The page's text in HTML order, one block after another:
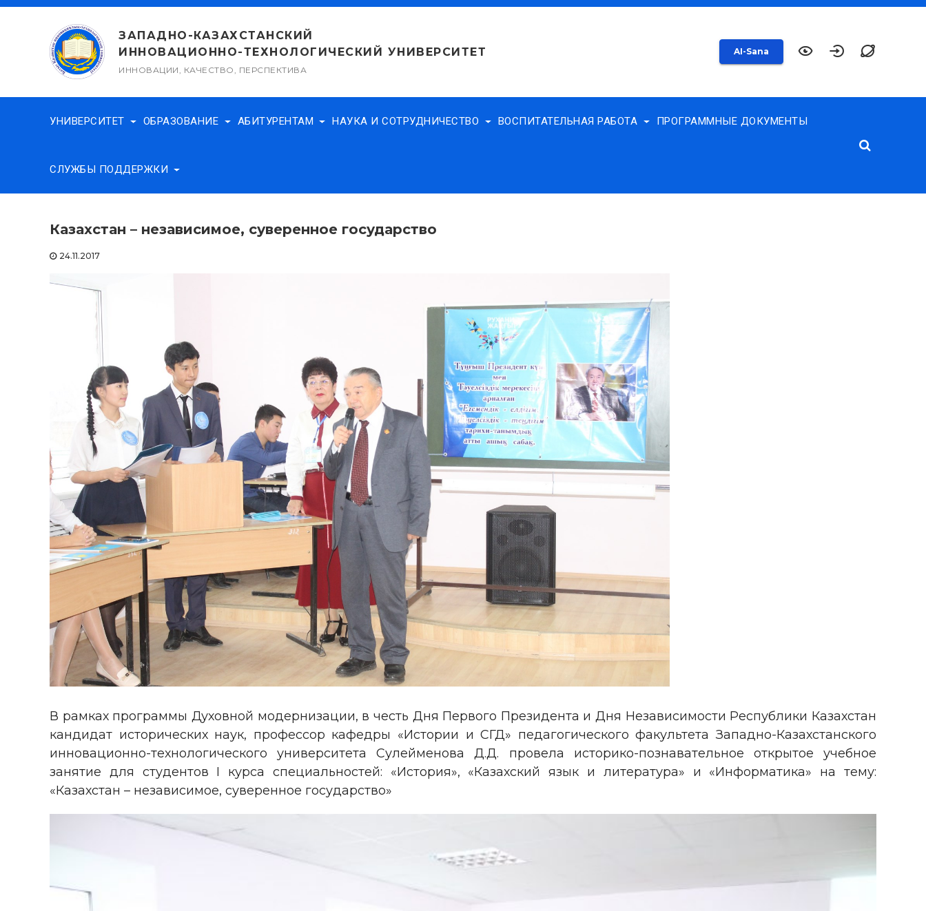
Перейти
содержимому
ЗАПАДНО-КАЗАХСТАНСКИЙ
ИННОВАЦИОННО-ТЕХНОЛОГИЧЕСКИЙ УНИВЕРСИТЕТ
ИННОВАЦИИ, КАЧЕСТВО, ПЕРСПЕКТИВА
AI-Sana
УНИВЕРСИТЕТ ОБРАЗОВАНИЕ АБИТУРЕНТАМ НАУКА И СОТРУДНИЧЕСТВО ВОСПИТАТЕЛЬНАЯ РАБОТА ПРОГРАММНЫЕ ДОКУМЕНТЫ
СЛУЖБЫ ПОДДЕРЖКИ
Казахстан – независимое, суверенное государство
24.11.2017
В рамках программы Духовной модернизации, в честь Дня Первого Президента и Дня Независимости Республики Казахстан
кандидат исторических наук, профессор кафедры «Истории и СГД» педагогического факультета Западно-Казахстанского
инновационно-технологического университета Сулейменова Д.Д. провела историко-познавательное открытое учебное
занятие для студентов І курса специальностей: «История», «Казахский язык и литература» и «Информатика» на тему:
«Казахстан – независимое, суверенное государство»